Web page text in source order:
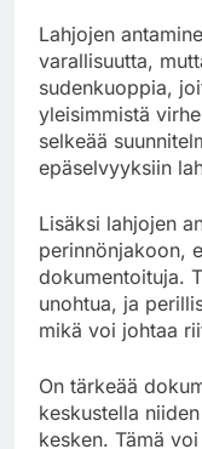
Lahjojen
varallisuutta,
sudenkuoppia,
yleisimmistä
selkeää
epäselvyyksiin
Lisäksi lahjojen
perinnönjakoon,
dokumentoituja.
unohtua, ja
mikä voi johtaa
On tärkeää
keskustella
kesken. Tämä